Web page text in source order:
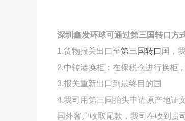
深圳鑫发环球可通过第三国转口方
1.货物报关出口至第三国转口 国，
2.中转港换柜：在保税仓进行换柜
3.报关重新出口到最终目的国
4.我司用第三国抬头申请原产地证
国外客户收取尾款，我司在收到贵